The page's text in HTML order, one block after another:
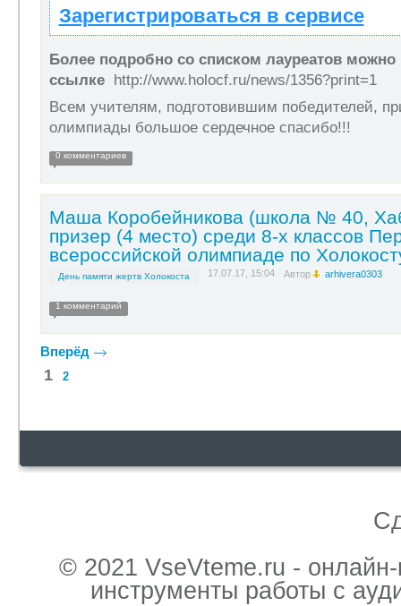
Зарегистрироваться в сервисе
Более подробно со списком лауреатов
ссылке
http://www.holocf.ru/news/1356?print=1
Всем учителям, подготовившим победителей,
олимпиады большое сердечное спасибо!!!
0 комментариев
Маша Коробейникова (школа № 40,
призер (4 место) среди 8-х классов
всероссийской олимпиаде по
День памяти жертв Холокоста 17.07.17, 15:04 Автор arhivera0303
1 комментарий
Вперёд
1 2
© 2021 VseVteme.ru -
инструменты работы с